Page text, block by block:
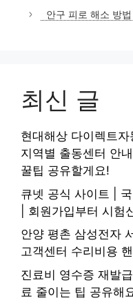
안구 피로 해소 방
최신 글
현대해상 다이렉트자
지역별 출동센터 안
꿀팁 공유할게요!
큐넷 공식 사이트 |
| 회원가입부터 시험
안양 평촌 삼성전자
고객센터 수리비용
진료비 영수증 재발
료 줄이는 팁 공유해